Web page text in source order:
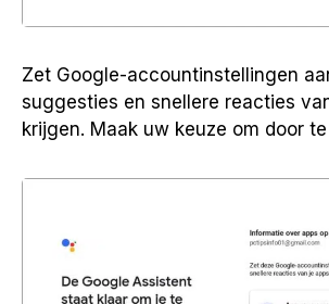
Zet Google-accountinstellingen
suggesties en snellere reacties
krijgen. Maak uw keuze om door